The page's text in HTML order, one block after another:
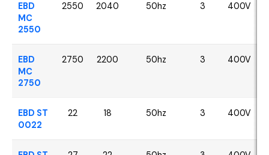
EBD
MC
2550
2550 2040 50hz 3 400V
EBD
MC
2750
2750 2200 50hz 3 400V
EBD ST
0022
22 18 50hz 3 400V